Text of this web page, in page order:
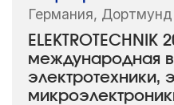
международная
электротехники,
Германия, Дортмунд